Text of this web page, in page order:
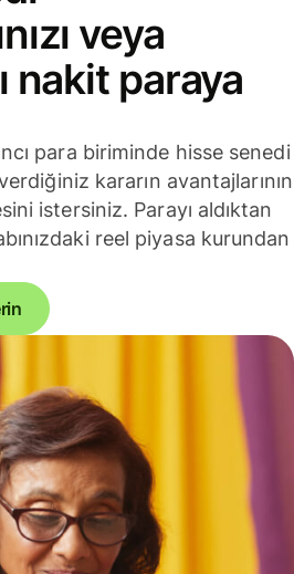
veya
nakit paraya
para biriminde hisse senedi
kararın avantajlarının
istersiniz. Parayı aldıktan
reel piyasa kurundan